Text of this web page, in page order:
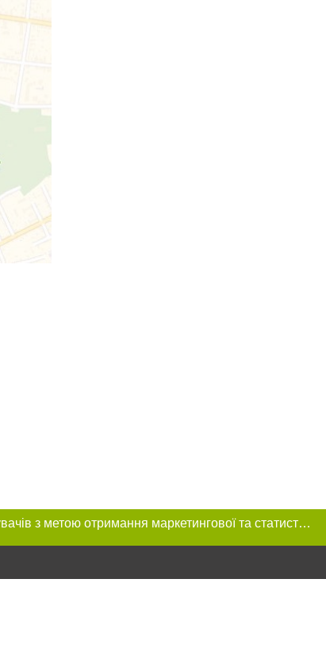
Цей сайт використовує «cookies». Також веб-сайт використовує інтернет-сервіс для збору технічних даних стосовно відвідувачів з метою отримання маркетингової та статистичної інформації. Умови обробки даних відвідувачів сайту див.